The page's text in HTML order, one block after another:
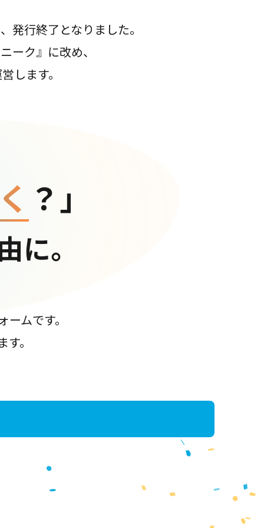
発行終了となりました。
ーク』に改め、
します。
？」
に。
ムです。
。